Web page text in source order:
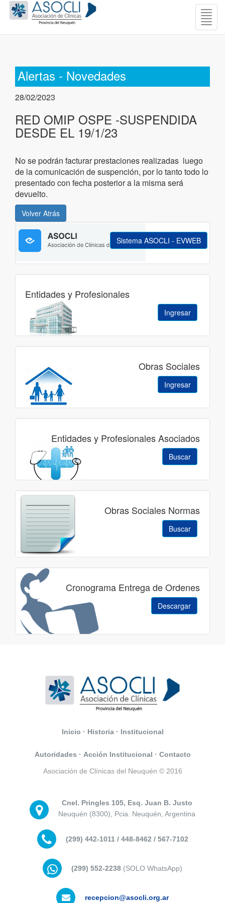
Alertas - Novedades
28/02/2023
RED OMIP OSPE -SUSPENDIDA
DESDE EL 19/1/23
No se podrán facturar prestaciones realizadas luego
de la comunicación de suspención, por lo tanto todo lo
presentado con fecha posterior a la misma será
devuelto.
Sistema ASOCLI - EVWEB
Entidades y Profesionales
Ingresar
Obras Sociales
Ingresar
Entidades y Profesionales Asociados
Buscar
Obras Sociales Normas
Buscar
Cronograma Entrega de Ordenes
Descargar
Inicio · Historia· Institucional
Autoridades · Acción Institucional · Contacto
Asociación de Clínicas del Neuquén © 2016
Cnel. Pringles 105, Esq. Juan B. Justo
Neuquén (8300), Pcia. Neuquén, Argentina
(299) 442-1011 / 448-8462 / 567-7102
(299) 552-2238 (SOLO WhatsApp)
recepcion@asocli.org.ar